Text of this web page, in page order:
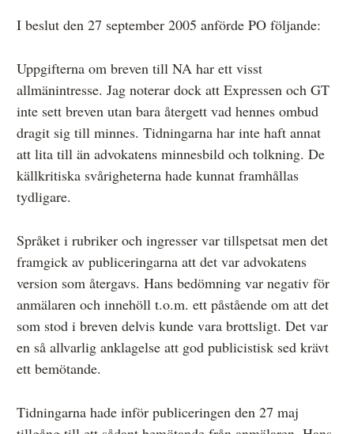
I beslut den 27 september 2005 anförde PO följande:
Uppgifterna om breven till NA har ett visst
allmänintresse. Jag noterar dock att Expressen och GT
inte sett breven utan bara återgett vad hennes ombud
dragit sig till minnes. Tidningarna har inte haft annat
att lita till än advokatens minnesbild och tolkning. De
källkritiska svårigheterna hade kunnat framhållas
tydligare.
Språket i rubriker och ingresser var tillspetsat men det
framgick av publiceringarna att det var advokatens
version som återgavs. Hans bedömning var negativ för
anmälaren och innehöll t.o.m. ett påstående om att det
som stod i breven delvis kunde vara brottsligt. Det var
en så allvarlig anklagelse att god publicistisk sed krävt
ett bemötande.
Tidningarna hade inför publiceringen den 27 maj